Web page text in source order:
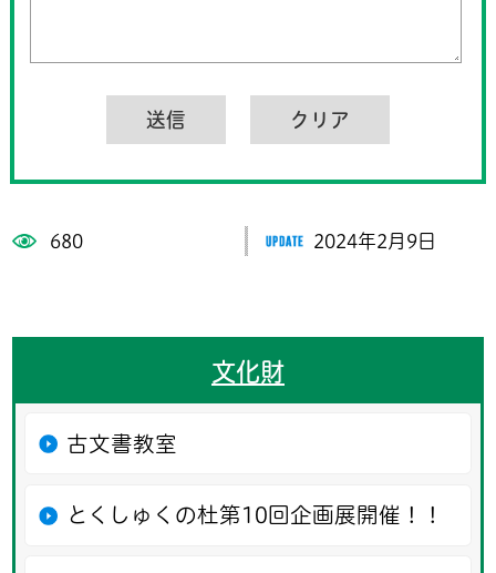
680 2024年2月9日
文化財
古文書教室
とくしゅくの杜第10回企画展開催！！